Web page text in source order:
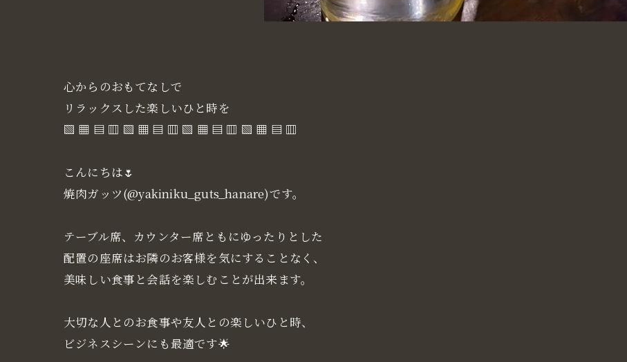
心からのおもてなしで
リラックスした楽しいひと時を
▧ ▦ ▤ ▥ ▧ ▦ ▤ ▥ ▧ ▦ ▤ ▥ ▧ ▦ ▤ ▥
こんにちは🌷
焼肉ガッツ(@yakiniku_guts_hanare)です。
テーブル席、カウンター席ともにゆったりとした
配置の座席はお隣のお客様を気にすることなく、
美味しい食事と会話を楽しむことが出来ます。
大切な人とのお食事や友人との楽しいひと時、
ビジネスシーンにも最適です🌟